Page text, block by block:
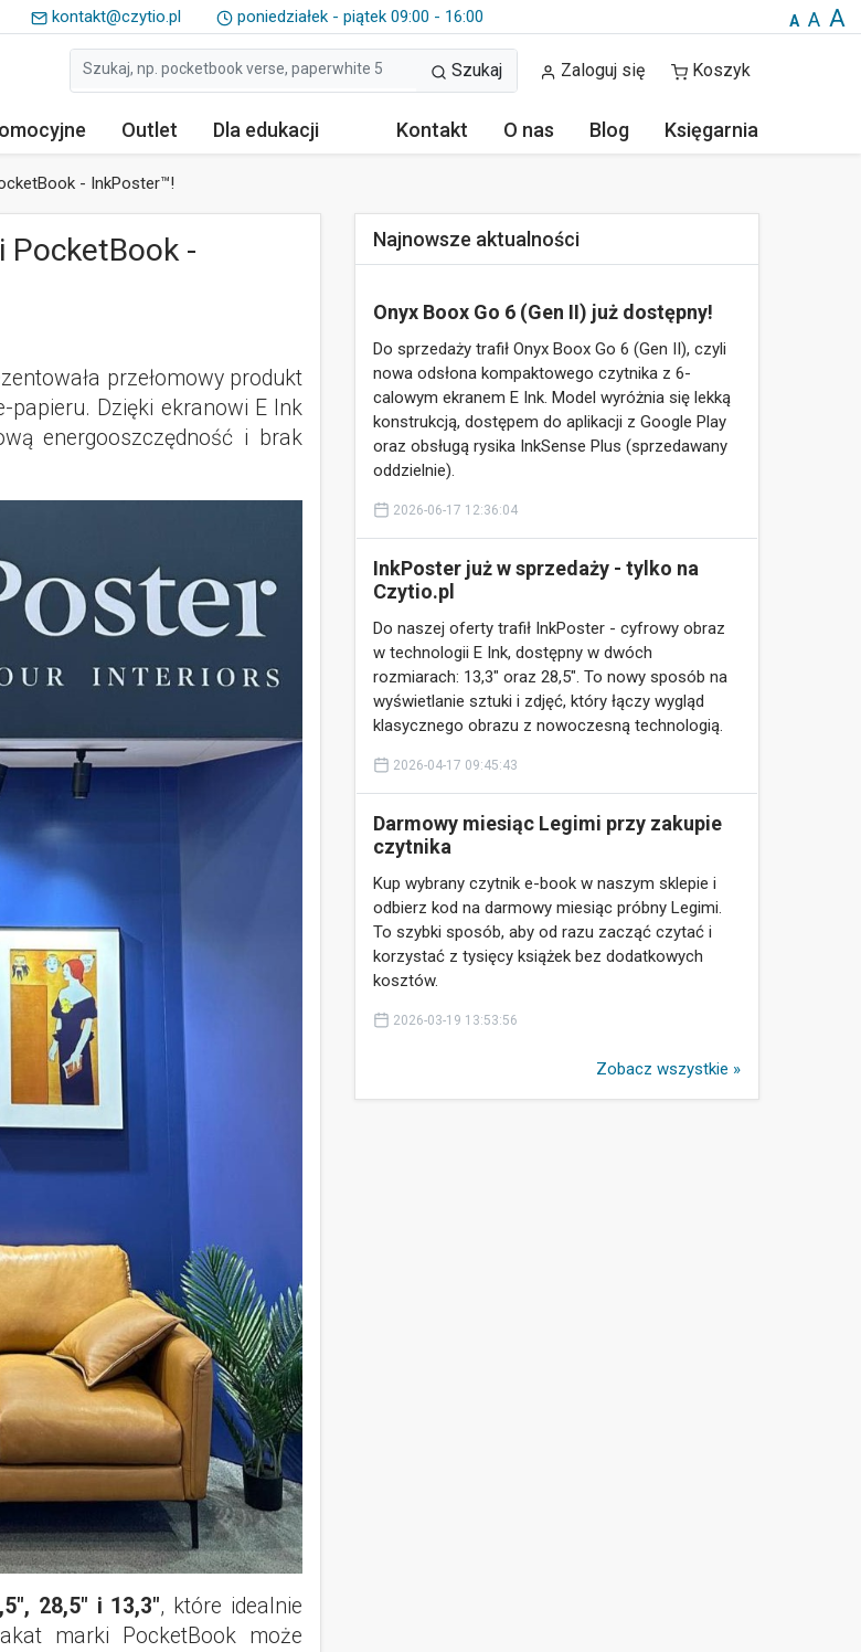
kontakt@czytio.pl poniedziałek - piątek 09:00 - 16:00 A A A
Szukaj Zaloguj się Koszyk
Outlet Dla edukacji Kontakt O nas Blog Księgarnia
- InkPoster™!
-
przełomowy produkt
Dzięki ekranowi E Ink
energooszczędność i brak
28,5" i 13,3", które idealnie
marki PocketBook może
Najnowsze aktualności
Onyx Boox Go 6 (Gen II) już dostępny!
Do sprzedaży trafił Onyx Boox Go 6 (Gen II), czyli
nowa odsłona kompaktowego czytnika z 6-
calowym ekranem E Ink. Model wyróżnia się lekką
konstrukcją, dostępem do aplikacji z Google Play
oraz obsługą rysika InkSense Plus (sprzedawany
oddzielnie).
2026-06-17 12:36:04
InkPoster już w sprzedaży - tylko na
Czytio.pl
Do naszej oferty trafił InkPoster - cyfrowy obraz
w technologii E Ink, dostępny w dwóch
rozmiarach: 13,3″ oraz 28,5″. To nowy sposób na
wyświetlanie sztuki i zdjęć, który łączy wygląd
klasycznego obrazu z nowoczesną technologią.
2026-04-17 09:45:43
Darmowy miesiąc Legimi przy zakupie
czytnika
Kup wybrany czytnik e-book w naszym sklepie i
odbierz kod na darmowy miesiąc próbny Legimi.
To szybki sposób, aby od razu zacząć czytać i
korzystać z tysięcy książek bez dodatkowych
kosztów.
2026-03-19 13:53:56
Zobacz wszystkie »